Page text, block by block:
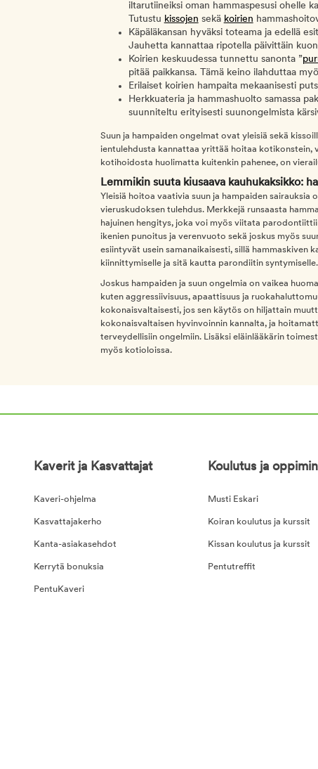
iltarutiineiksi oman hammaspesusi ohelle
Tutustu kissojen sekä koirien
Käpäläkansan hyväksi toteama ja edellä
Jauhetta kannattaa ripotella päivittäin
Koirien keskuudessa tunnettu sanonta ”
pitää paikkansa. Tämä keino ilahduttaa
Erilaiset koirien hampaita mekaanisesti
Herkkuateria ja hammashuolto samassa
suunniteltu erityisesti suunongelmista
Suun ja hampaiden ongelmat ovat yleisiä sekä
ientulehdusta kannattaa yrittää hoitaa kotikonstein,
kotihoidosta huolimatta kuitenkin pahenee, on
Lemmikin suuta kiusaava kauhukaksikko:
Yleisiä hoitoa vaativia suun ja hampaiden
vieruskudoksen tulehdus. Merkkejä runsaasta
hajuinen hengitys, joka voi myös viitata
ikenien punoitus ja verenvuoto sekä joskus myös
esiintyvät usein samanaikaisesti, sillä
kiinnittymiselle ja sitä kautta parondiitin syntymiselle.
Joskus hampaiden ja suun ongelmia on vaikea
kuten aggressiivisuus, apaattisuus ja
kokonaisvaltaisesti, jos sen käytös on hiljattain
kokonaisvaltaisen hyvinvoinnin kannalta, ja
terveydellisiin ongelmiin. Lisäksi eläinlääkärin
myös kotioloissa.
Kaverit ja Kasvattajat
Kaveri-ohjelma
Kasvattajakerho
Kanta-asiakasehdot
Kerrytä bonuksia
PentuKaveri
Koulutus ja
Musti Eskari
Koiran koulutus ja kurssit
Kissan koulutus ja kurssit
Pentutreffit